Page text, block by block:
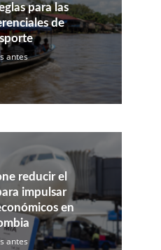
para las
de
antes
reducir el
impulsar
en
antes